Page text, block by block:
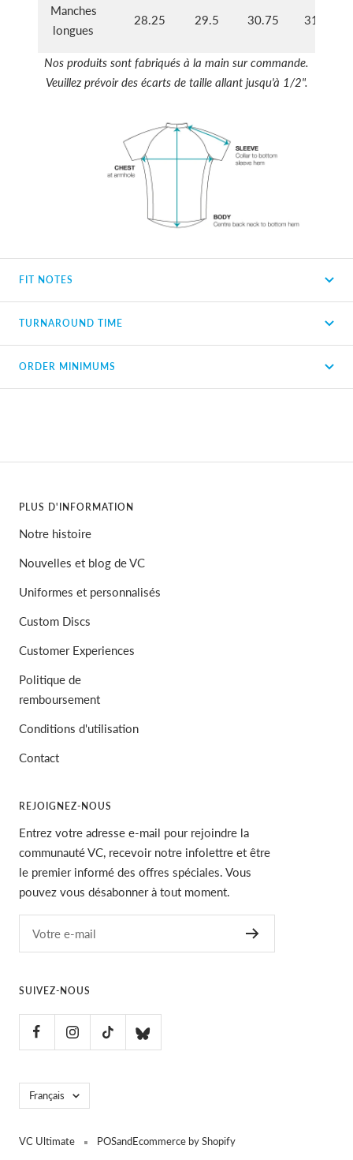
Manches
longues
28.25 29.5 30.75 31.75
Nos produits sont fabriqués à la main sur commande.
Veuillez prévoir des écarts de taille allant jusqu'à 1/2".
FIT NOTES
TURNAROUND TIME
ORDER MINIMUMS
PLUS D'INFORMATION
Notre histoire
Nouvelles et blog de VC
Uniformes et personnalisés
Custom Discs
Customer Experiences
Politique de
remboursement
Conditions d'utilisation
Contact
REJOIGNEZ-NOUS
Entrez votre adresse e-mail pour rejoindre la
communauté VC, recevoir notre infolettre et être
le premier informé des offres spéciales. Vous
pouvez vous désabonner à tout moment.
Votre e-mail
SUIVEZ-NOUS
Langue
Français
VC Ultimate POSandEcommerce by Shopify